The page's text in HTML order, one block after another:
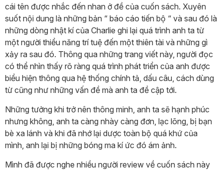
cái tên được nhắc đến nhan ở đề của cuốn sách. Xuyên
suốt nội dung là những bản “ báo cáo tiến bộ “ và sau đó là
những dòng nhật kí của Charlie ghi lại quá trình anh ta từ
một người thiểu năng trí tuệ đến một thiên tài và những gì
xảy ra sau đó. Thông qua những trang viết này, người đọc
có thể nhìn thấy rõ ràng quá trình phát triển của anh được
biểu hiện thông qua hệ thống chính tả, dấu câu, cách dùng
từ cũng như những vấn đề mà anh ta đề cập tới.
Những tưởng khi trở nên thông minh, anh ta sẽ hạnh phúc
nhưng không, anh ta càng nhày càng đơn, lạc lõng, bị bạn
bè xa lánh và khi đã nhớ lại dược toàn bộ quá khứ của
mình, anh lại bị những bóng ma kí ức đó ám ảnh.
Mình đã được nghe nhiều người review về cuốn sách này